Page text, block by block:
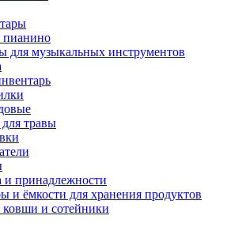
для музыкальных инструментов
травы
и принадлежности
и ёмкости для хранения продуктов
и сотейники